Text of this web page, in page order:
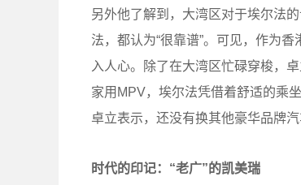
另外他了解到，大湾区对于埃尔法
法，都认为“很靠谱”。可见，作为
入人心。除了在大湾区忙碌穿梭，
家用MPV，埃尔法凭借着舒适的乘
卓立表示，还没有换其他豪华品牌
时代的印记：“老广”的凯美瑞